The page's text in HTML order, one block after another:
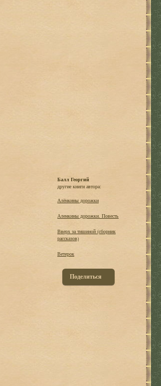
Балл Георгий
другие книги автора:
Алёнкины дорожки
Аленкины дорожки. Повесть
Вверх за тишиной (сборник
рассказов)
Ветерок
Поделиться